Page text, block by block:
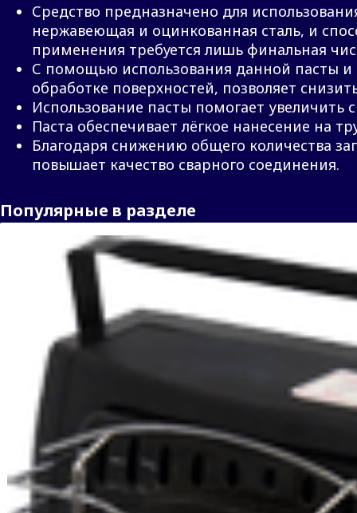
Средство предназначено для
нержавеющая и оцинкованная сталь, и
применения требуется лишь финальная
С помощью использования данной пасты и
обработке поверхностей, позволяет
Использование пасты помогает увеличить
Паста обеспечивает лёгкое нанесение на
Благодаря снижению общего количества
повышает качество сварного соединения.
Популярные в разделе